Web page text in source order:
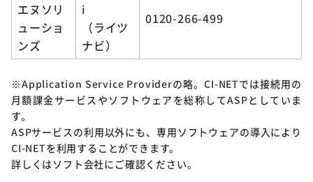
エヌソリ
ューショ
ンズ
i
（ライツ
ナビ）
0120-266-499
※Application Service Providerの略。CI-NETでは接続用の
月額課金サービスやソフトウェアを総称してASPとしていま
す。
ASPサービスの利用以外にも、専用ソフトウェアの導入により
CI-NETを利用することができます。
詳しくはソフト会社にご確認ください。